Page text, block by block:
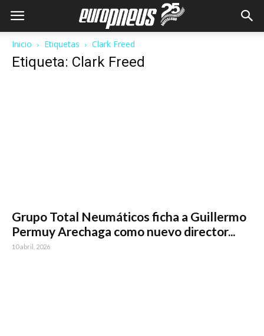
Inicio Etiquetas Clark Freed
Etiqueta: Clark Freed
Grupo Total Neumáticos ficha a Guillermo
Permuy Arechaga como nuevo director...
10 abril, 2026